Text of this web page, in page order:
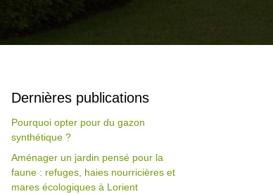
Dernières publications
Pourquoi opter pour du gazon
synthétique ?
Aménager un jardin pensé pour la
faune : refuges, haies nourricières et
mares écologiques à Lorient